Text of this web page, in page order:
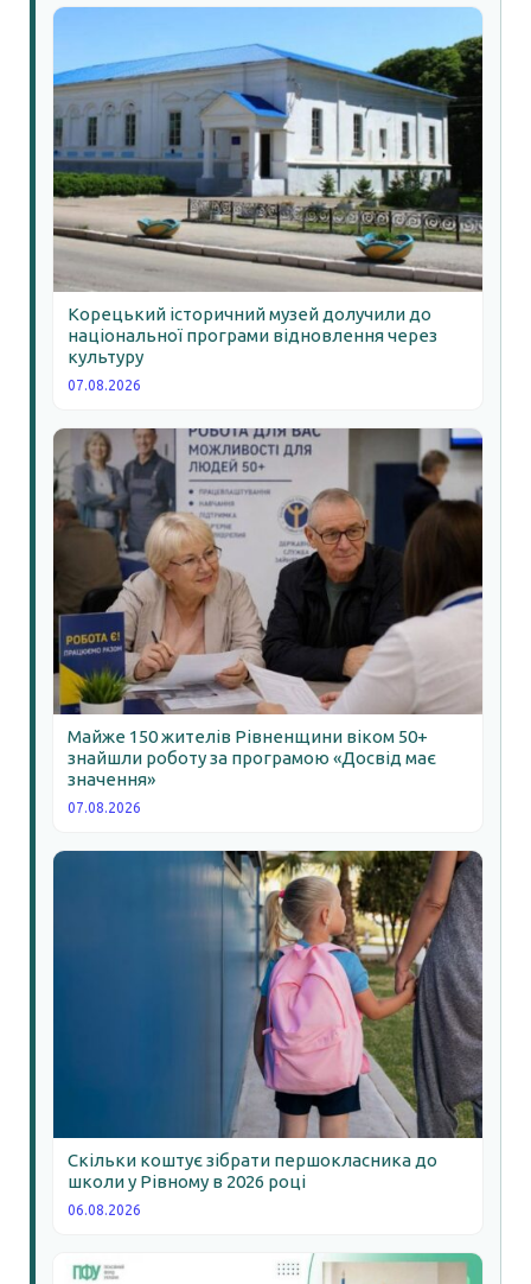
Корецький історичний музей долучили до
національної програми відновлення через
культуру
07.08.2026
Майже 150 жителів Рівненщини віком 50+
знайшли роботу за програмою «Досвід має
значення»
07.08.2026
Скільки коштує зібрати першокласника до
школи у Рівному в 2026 році
06.08.2026